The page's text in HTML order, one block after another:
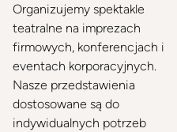
Organizujemy spektakle
teatralne na imprezach
firmowych, konferencjach i
eventach korporacyjnych.
Nasze przedstawienia
dostosowane są do
indywidualnych potrzeb